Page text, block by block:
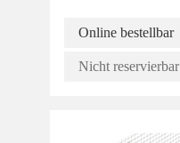
Online bestellbar
Nicht reservierbar